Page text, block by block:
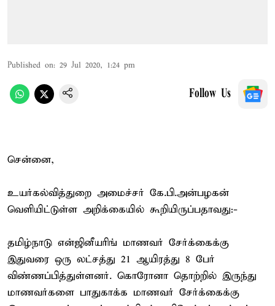
Published on: 29 Jul 2020, 1:24 pm
Follow Us
சென்னை,
உயர்கல்வித்துறை அமைச்சர் கே.பி.அன்பழகன்
வெளியிட்டுள்ள அறிக்கையில் கூறியிருப்பதாவது:-
தமிழ்நாடு என்ஜினீயரிங் மாணவர் சேர்க்கைக்கு
இதுவரை ஒரு லட்சத்து 21 ஆயிரத்து 8 பேர்
விண்ணப்பித்துள்ளனர். கொரோனா தொற்றில் இருந்து
மாணவர்களை பாதுகாக்க மாணவர் சேர்க்கைக்கு